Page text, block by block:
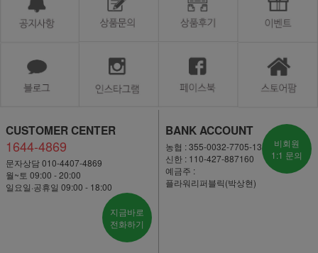
CUSTOMER CENTER
1644-4869
문자상담 010-4407-4869
월~토 09:00 - 20:00
일요일·공휴일 09:00 - 18:00
지금바로
전화하기
BANK ACCOUNT
농협 : 355-0032-7705-13
신한 : 110-427-887160
예금주 :
플라워리퍼블릭(박상현)
비회원
1:1 문의